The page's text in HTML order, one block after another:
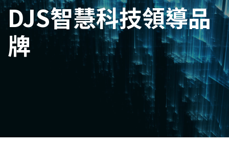
DJS智慧科技領導品
牌